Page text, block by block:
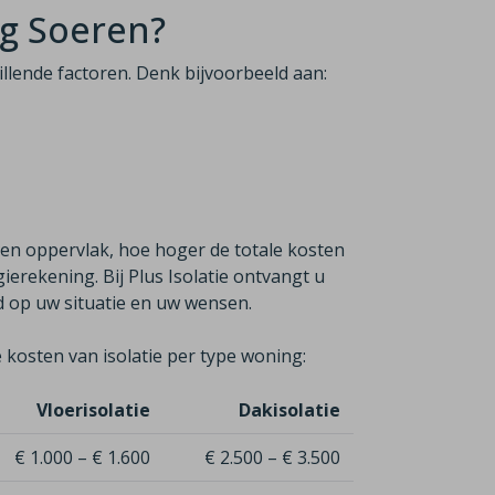
Soeren?
factoren. Denk bijvoorbeeld aan:
oppervlak, hoe hoger de totale kosten
Bij Plus Isolatie ontvangt u
uw situatie en uw wensen.
van isolatie per type woning:
Vloerisolatie
Dakisolatie
€ 1.000 – € 1.600
€ 2.500 – € 3.500